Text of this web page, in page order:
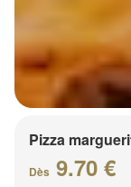
Pizza
Dès 9.70 €